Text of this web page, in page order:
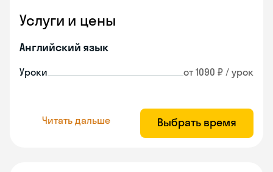
Услуги и цены
Английский язык
Уроки от 1090 ₽ / урок
Читать дальше Выбрать время